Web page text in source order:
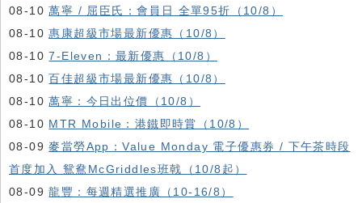
08-10萬寧 / 屈臣氏：會員日 全單95折（10/8）
08-10惠康超級市場最新優惠（10/8）
08-107-Eleven：最新優惠（10/8）
08-10百佳超級市場最新優惠（10/8）
08-10萬寧：今日出位價（10/8）
08-10 MTR Mobile：港鐵即時賞（10/8）
08-09麥當勞App：Value Monday 電子優惠券 / 下午茶時段
首度加入 鴛鴦McGriddles班戟（10/8起）
08-09龍豐：每週精選推廣（10-16/8）